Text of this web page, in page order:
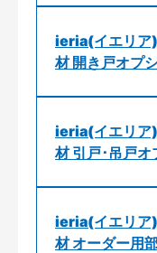
ieria(イエリア)
材 開き戸オプ
ieria(イエリア)
材 引戸･吊戸オ
ieria(イエリア)
材 オーダー用